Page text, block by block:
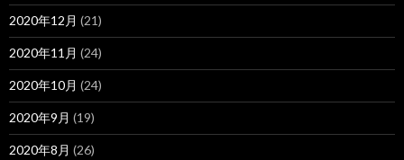
2020年12月 (21)
2020年11月 (24)
2020年10月 (24)
2020年9月 (19)
2020年8月 (26)